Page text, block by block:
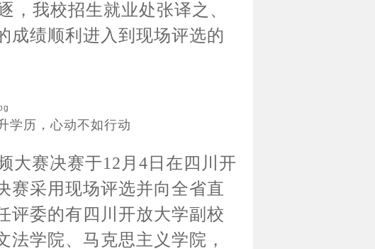
我校招生就业处张译之、
成绩顺利进入到现场评选的
学历，心动不如行动
赛决赛于12月4日在四川开
赛采用现场评选并向全省直
评委的有四川开放大学副校
学院、马克思主义学院，